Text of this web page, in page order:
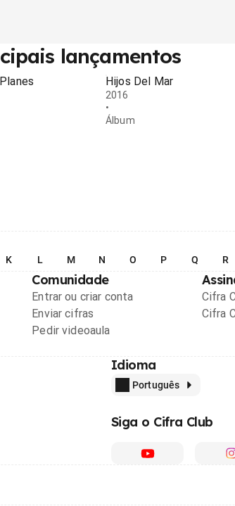
lançamentos
Hijos Del Mar
2016
•
Álbum
K L M N O P Q R
Comunidade
Entrar ou criar conta
Enviar cifras
Pedir videoaula
Cifra
Cifra
Idioma
Português
Siga o Cifra Club